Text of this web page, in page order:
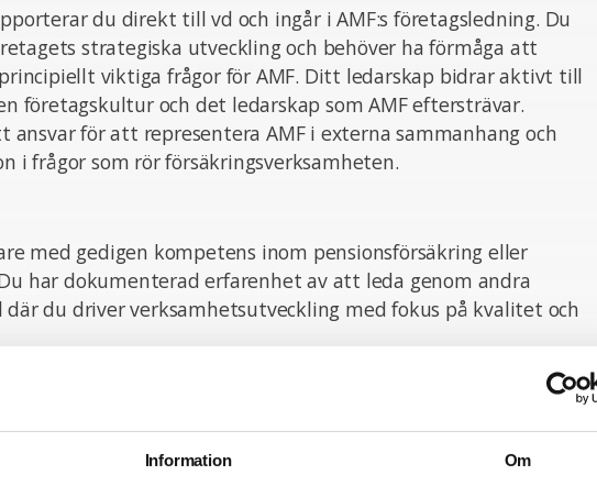
Information Om
du direkt till vd och ingår i AMF:s företagsledning. Du
strategiska utveckling och behöver ha förmåga att
viktiga frågor för AMF. Ditt ledarskap bidrar aktivt till
företagskultur och det ledarskap som AMF eftersträvar.
ansvar för att representera AMF i externa sammanhang och
i frågor som rör försäkringsverksamheten.
med gedigen kompetens inom pensionsförsäkring eller
har dokumenterad erfarenhet av att leda genom andra
där du driver verksamhetsutveckling med fokus på kvalitet och
inom försäkring eller liknande verksamhet
och utveckling